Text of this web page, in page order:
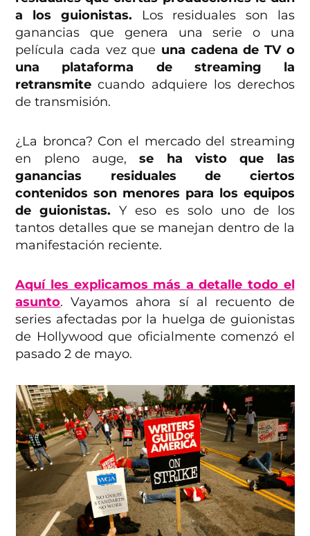
a los guionistas. Los residuales son las
ganancias que genera una serie o una
película cada vez que una cadena de TV o
una plataforma de streaming la
retransmitecuando adquiere los derechos
de transmisión.
¿La bronca? Con el mercado del streaming
en pleno auge,se ha visto que las
ganancias residuales de ciertos
contenidos son menores para los equipos
de guionistas. Y eso es solo uno de los
tantos detalles que se manejan dentro de la
manifestación reciente.
Aquí les explicamos más a detalle todo el
asunto. Vayamos ahora sí al recuento de
series afectadas por la huelga de guionistas
de Hollywood que oficialmente comenzó el
pasado 2 de mayo.